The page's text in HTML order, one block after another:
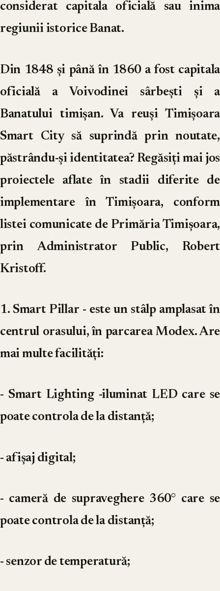
considerat capitala oficială sau inima
regiunii istorice Banat.
Din 1848 și până în 1860 a fost capitala
oficială a Voivodinei sârbești și a
Banatului timișan. Va reuși Timișoara
Smart City să suprindă prin noutate,
păstrându-și identitatea? Regăsiți mai jos
proiectele aflate în stadii diferite de
implementare în Timișoara, conform
listei comunicate de Primăria Timișoara,
prin Administrator Public, Robert
Kristoff.
1. Smart Pillar - este un stâlp amplasat în
centrul orasului, în parcarea Modex. Are
mai multe facilități:
- Smart Lighting -iluminat LED care se
poate controla de la distanță;
- afișaj digital;
- cameră de supraveghere 360° care se
poate controla de la distanță;
- senzor de temperatură;